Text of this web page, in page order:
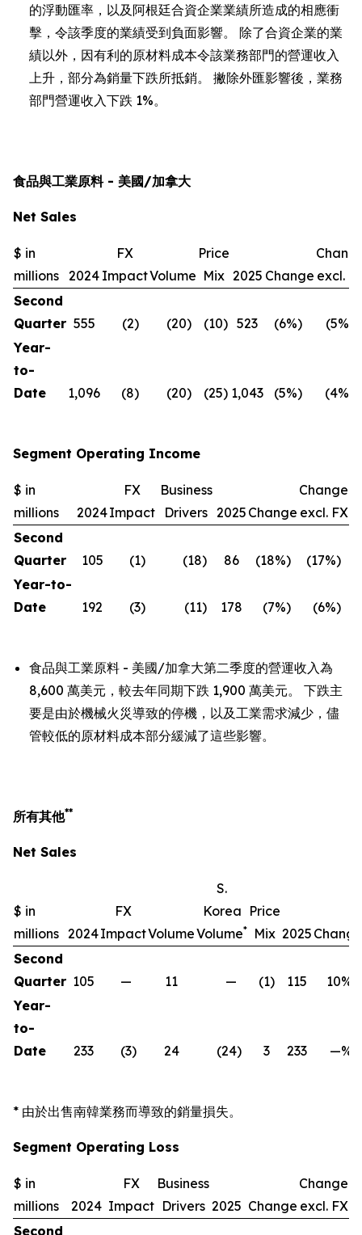
的浮動匯率，以及阿根廷合資企業業績所造成的相應衝
擊，令該季度的業績受到負面影響。 除了合資企業的業
績以外，因有利的原材料成本令該業務部門的營運收入
上升，部分為銷量下跌所抵銷。 撇除外匯影響後，業務
部門營運收入下跌 1%。
食品與工業原料 - 美國/加拿大
Net Sales
$ in
millions 2024
FX
ImpactVolume
Price
Mix 2025 Change excl.
Second
Quarter 555 (2) (20) (10) 523 (6%) (5%)
Year-
to-
Date
1,096 (8) (20) (25) 1,043 (5%) (4%)
Segment Operating Income
$ in
millions
2024
FX
Impact
Business
Drivers 2025 Change
Change
excl. FX
Second
Quarter
105 (1) (18) 86 (18%) (17%)
Year-to-
Date
192 (3) (11) 178 (7%) (6%)
食品與工業原料 - 美國/加拿大第二季度的營運收入為
8,600 萬美元，較去年同期下跌 1,900 萬美元。 下跌主
要是由於機械火災導致的停機，以及工業需求減少，儘
管較低的原材料成本部分緩減了這些影響。
所有其他**
Net Sales
$ in
millions 2024
FX
ImpactVolume
S.
Korea
Volume*
Price
Mix 2025 Change
Second
Quarter 105 — 11 — (1) 115 10%
Year-
to-
Date
233 (3) 24 (24) 3 233 —%
* 由於出售南韓業務而導致的銷量損失。
Segment Operating Loss
$ in
millions
2024
FX
Impact
Business
Drivers 2025 Change
Change
excl. FX
Second